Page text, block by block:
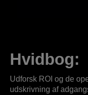
Hvidbog:
Udforsk ROI og de
udskrivning af